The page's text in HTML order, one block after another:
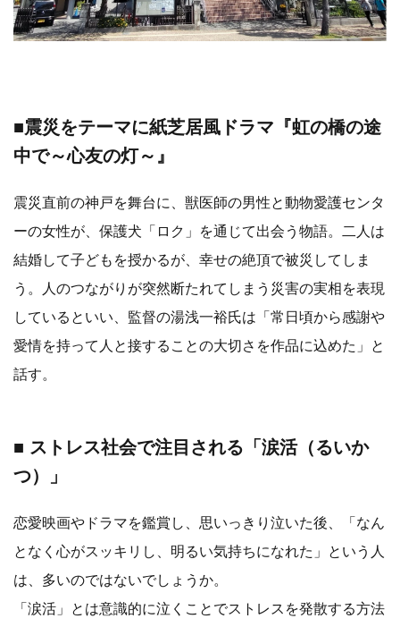
■震災をテーマに紙芝居風ドラマ『虹の橋の途
中で～心友の灯～』
震災直前の神戸を舞台に、獣医師の男性と動物愛護センタ
ーの女性が、保護犬「ロク」を通じて出会う物語。二人は
結婚して子どもを授かるが、幸せの絶頂で被災してしま
う。人のつながりが突然断たれてしまう災害の実相を表現
しているといい、監督の湯浅一裕氏は「常日頃から感謝や
愛情を持って人と接することの大切さを作品に込めた」と
話す。
■ ストレス社会で注目される「涙活（るいか
つ）」
恋愛映画やドラマを鑑賞し、思いっきり泣いた後、「なん
となく心がスッキリし、明るい気持ちになれた」という人
は、多いのではないでしょうか。
「涙活」とは意識的に泣くことでストレスを発散する方法